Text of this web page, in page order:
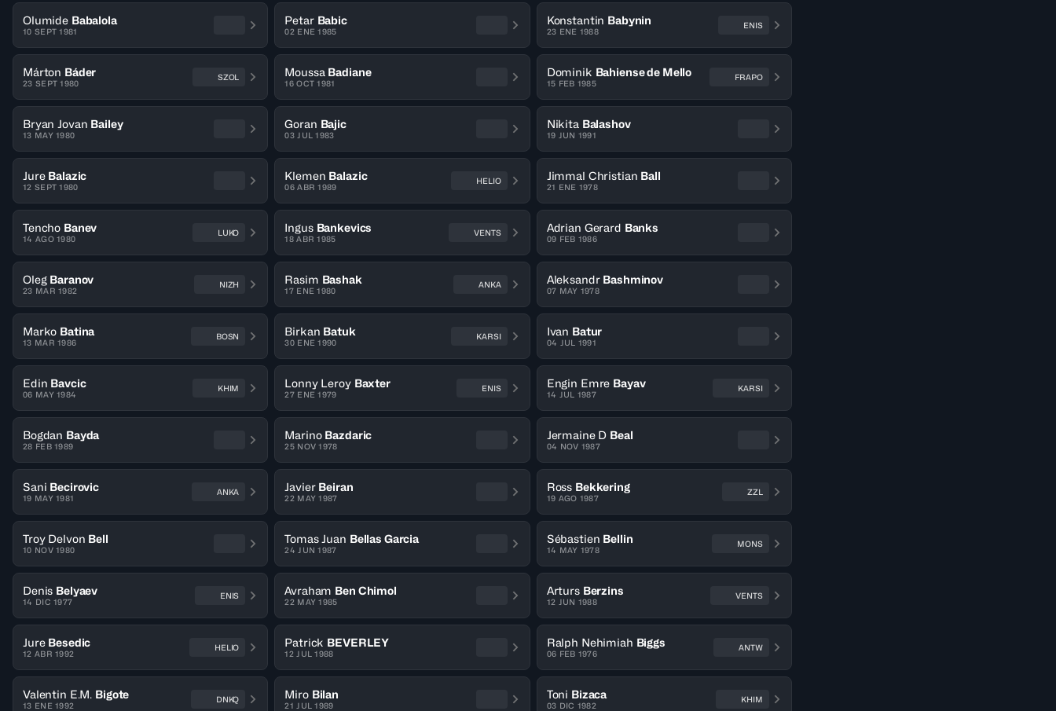
Olumide Babalola
10 SEPT 1981
Petar Babic
02 ENE 1985
Konstantin Babynin
23 ENE 1988
ENIS
Márton Báder
23 SEPT 1980
SZOL Moussa Badiane
16 OCT 1981
Dominik Bahiense de Mello
15 FEB 1985
FRAPO
Bryan Jovan Bailey
13 MAY 1980
Goran Bajic
03 JUL 1983
Nikita Balashov
19 JUN 1991
Jure Balazic
12 SEPT 1980
Klemen Balazic
06 ABR 1989
HELIO Jimmal Christian Ball
21 ENE 1978
Tencho Banev
14 AGO 1980
LUKO Ingus Bankevics
18 ABR 1985
VENTS Adrian Gerard Banks
09 FEB 1986
Oleg Baranov
23 MAR 1982
NIZH Rasim Bashak
17 ENE 1980
ANKA Aleksandr Bashminov
07 MAY 1978
Marko Batina
13 MAR 1986
BOSN Birkan Batuk
30 ENE 1990
KARSI Ivan Batur
04 JUL 1991
Edin Bavcic
06 MAY 1984
KHIM Lonny Leroy Baxter
27 ENE 1979
ENIS Engin Emre Bayav
14 JUL 1987
KARSI
Bogdan Bayda
28 FEB 1989
Marino Bazdaric
25 NOV 1978
Jermaine D Beal
04 NOV 1987
Sani Becirovic
19 MAY 1981
ANKA Javier Beiran
22 MAY 1987
Ross Bekkering
19 AGO 1987
ZZL
Troy Delvon Bell
10 NOV 1980
Tomas Juan Bellas Garcia
24 JUN 1987
Sébastien Bellin
14 MAY 1978
MONS
Denis Belyaev
14 DIC 1977
ENIS Avraham Ben Chimol
22 MAY 1985
Arturs Berzins
12 JUN 1988
VENTS
Jure Besedic
12 ABR 1992
HELIO Patrick BEVERLEY
12 JUL 1988
Ralph Nehimiah Biggs
06 FEB 1976
ANTW
Valentin E.M. Bigote
13 ENE 1992
DNKQ Miro Bilan
21 JUL 1989
Toni Bizaca
03 DIC 1982
KHIM